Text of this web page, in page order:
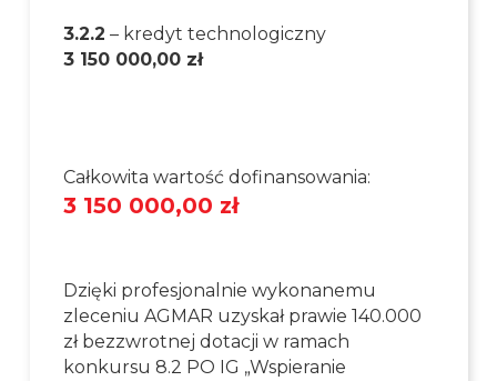
3.2.2 – kredyt technologiczny
3 150 000,00 zł
Całkowita wartość dofinansowania:
3 150 000,00 zł
Dzięki profesjonalnie wykonanemu
zleceniu AGMAR uzyskał prawie 140.000
zł bezzwrotnej dotacji w ramach
konkursu 8.2 PO IG „Wspieranie